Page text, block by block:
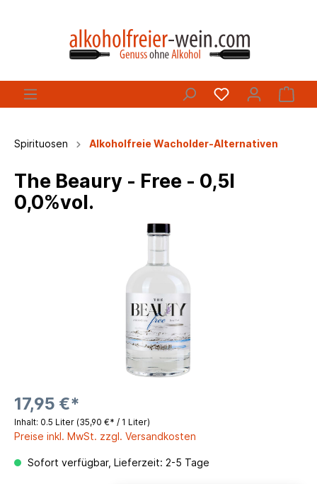
Spirituosen Alkoholfreie Wacholder-Alternativen
The Beaury - Free - 0,5l
0,0%vol.
17,95 €*
Inhalt: 0.5 Liter (35,90 €* / 1 Liter)
Preise inkl. MwSt. zzgl. Versandkosten
Sofort verfügbar, Lieferzeit: 2-5 Tage